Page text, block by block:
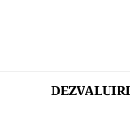
DEZVALUIRI